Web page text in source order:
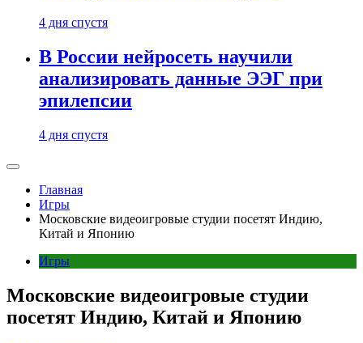
4 дня спустя
В России нейросеть научили
анализировать данные ЭЭГ при
эпилепсии
4 дня спустя
Главная
Игры
Московские видеоигровые студии посетят Индию,
Китай и Японию
Игры
Московские видеоигровые студии
посетят Индию, Китай и Японию